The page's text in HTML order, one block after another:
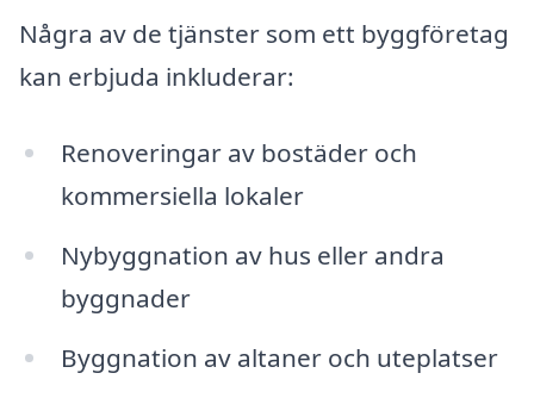
Några av de tjänster som ett byggföretag
kan erbjuda inkluderar:
Renoveringar av bostäder och
kommersiella lokaler
Nybyggnation av hus eller andra
byggnader
Byggnation av altaner och uteplatser